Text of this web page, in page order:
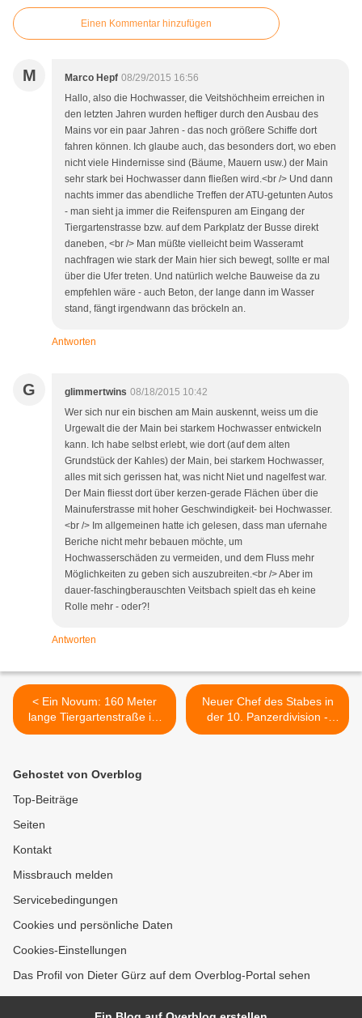
Einen Kommentar hinzufügen
M Marco Hepf 08/29/2015 16:56
Hallo, also die Hochwasser, die Veitshöchheim erreichen in
den letzten Jahren wurden heftiger durch den Ausbau des
Mains vor ein paar Jahren - das noch größere Schiffe dort
fahren können. Ich glaube auch, das besonders dort, wo eben
nicht viele Hindernisse sind (Bäume, Mauern usw.) der Main
sehr stark bei Hochwasser dann fließen wird.<br /> Und dann
nachts immer das abendliche Treffen der ATU-getunten Autos
- man sieht ja immer die Reifenspuren am Eingang der
Tiergartenstrasse bzw. auf dem Parkplatz der Busse direkt
daneben, <br /> Man müßte vielleicht beim Wasseramt
nachfragen wie stark der Main hier sich bewegt, sollte er mal
über die Ufer treten. Und natürlich welche Bauweise da zu
empfehlen wäre - auch Beton, der lange dann im Wasser
stand, fängt irgendwann das bröckeln an.
Antworten
G glimmertwins 08/18/2015 10:42
Wer sich nur ein bischen am Main auskennt, weiss um die
Urgewalt die der Main bei starkem Hochwasser entwickeln
kann. Ich habe selbst erlebt, wie dort (auf dem alten
Grundstück der Kahles) der Main, bei starkem Hochwasser,
alles mit sich gerissen hat, was nicht Niet und nagelfest war.
Der Main fliesst dort über kerzen-gerade Flächen über die
Mainuferstrasse mit hoher Geschwindigkeit- bei Hochwasser.
<br /> Im allgemeinen hatte ich gelesen, dass man ufernahe
Beriche nicht mehr bebauen möchte, um
Hochwasserschäden zu vermeiden, und dem Fluss mehr
Möglichkeiten zu geben sich auszubreiten.<br /> Aber im
dauer-faschingberauschten Veitsbach spielt das eh keine
Rolle mehr - oder?!
Antworten
< Ein Novum: 160 Meter
lange Tiergartenstraße im
Altort wird erstmals
695.000 Euro - Staat
saniert 300 Jahre alten
Überlaufkanal vom
Veitshöchheimer Hofgarten
Neuer Chef des Stabes in
der 10. Panzerdivision -
Übergabeappell in der
Gehostet von Overblog
Top-Beiträge
Seiten
Kontakt
Missbrauch melden
Servicebedingungen
Cookies und persönliche Daten
Cookies-Einstellungen
Das Profil von Dieter Gürz auf dem Overblog-Portal sehen